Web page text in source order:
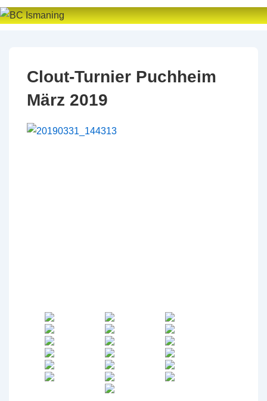
↓
Zum
Clout-Turnier Puchheim
März 2019